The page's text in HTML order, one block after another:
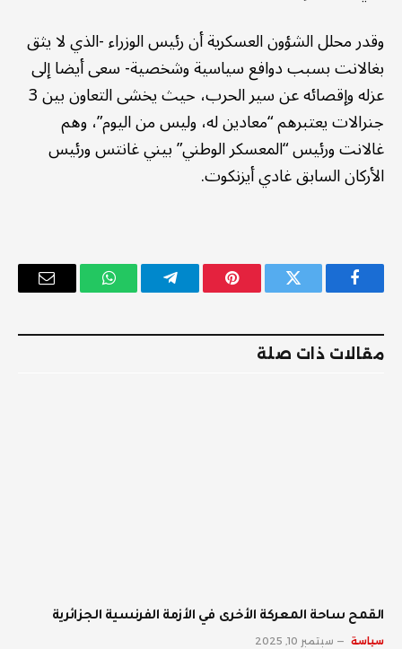
وقدر محلل الشؤون العسكرية أن رئيس الوزراء -الذي لا يثق
بغالانت بسبب دوافع سياسية وشخصية- سعى أيضا إلى
عزله وإقصائه عن سير الحرب، حيث يخشى التعاون بين 3
جنرالات يعتبرهم “معادين له، وليس من اليوم”، وهم
غالانت ورئيس “المعسكر الوطني” بيني غانتس ورئيس
الأركان السابق غادي أيزنكوت.
فيسبوك تويتر بينتيريستتيلقرام واتساب
البريد
مقالات ذات صلة
القمح ساحة المعركة الأخرى في الأزمة الفرنسية الجزائرية
سياسة سبتمبر 10, 2025